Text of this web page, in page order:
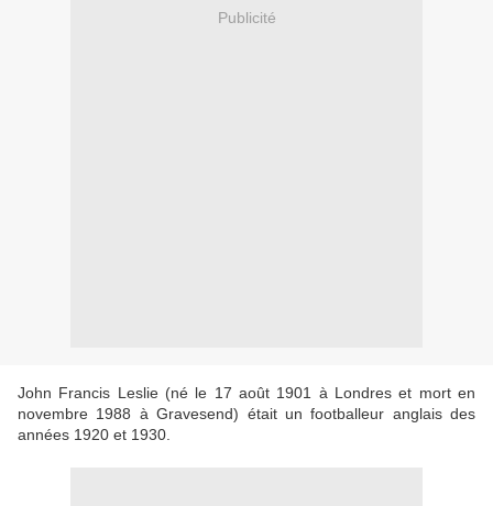
Publicité
John Francis Leslie (né le 17 août 1901 à Londres et mort en
novembre 1988 à Gravesend) était un footballeur anglais des
années 1920 et 1930.